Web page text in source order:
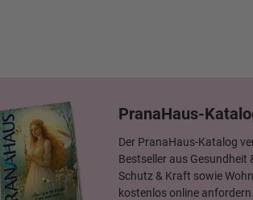
PranaHaus-
Der PranaHaus-Katalog
Bestseller aus Gesundheit
Schutz & Kraft sowie
kostenlos online anfordern.